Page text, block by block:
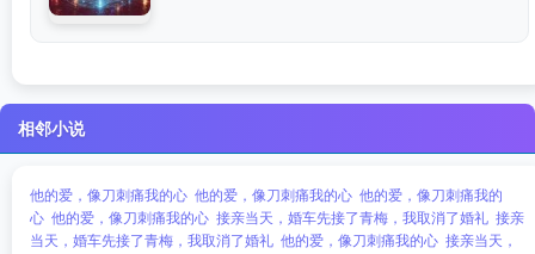
相邻小说
他的爱，像刀刺痛我的心 他的爱，像刀刺痛我的心 他的爱，像刀刺痛我的
心 他的爱，像刀刺痛我的心 接亲当天，婚车先接了青梅，我取消了婚礼 接亲
当天，婚车先接了青梅，我取消了婚礼 他的爱，像刀刺痛我的心 接亲当天，